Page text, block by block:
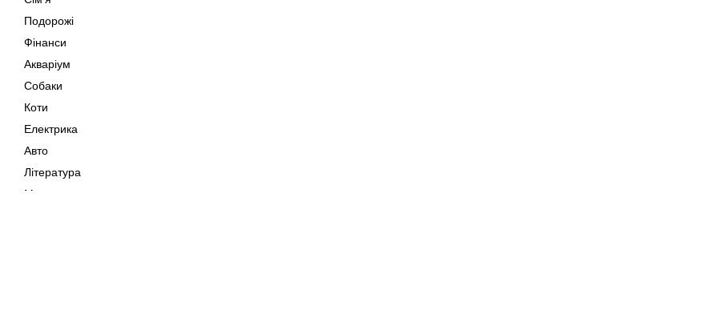
Подорожі
Фінанси
Акваріум
Собаки
Коти
Електрика
Авто
Література
Музика